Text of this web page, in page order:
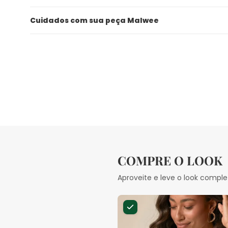
Cuidados com sua peça Malwee
COMPRE O LOOK
Aproveite e leve o look